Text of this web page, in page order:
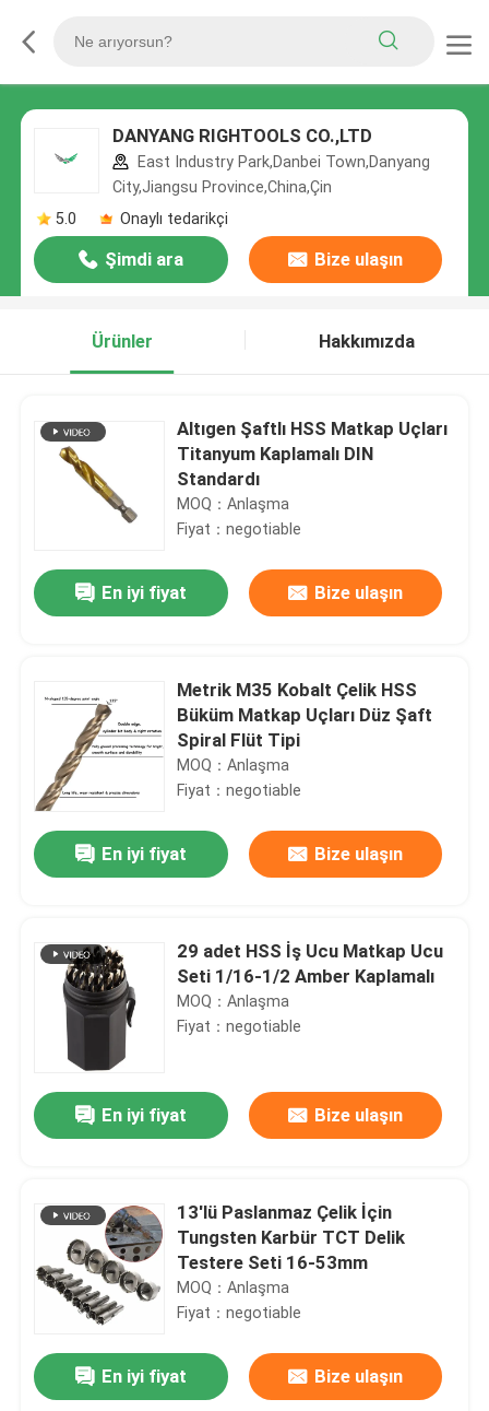
DANYANG RIGHTOOLS CO.,LTD
East Industry Park,Danbei Town,Danyang
City,Jiangsu Province,China,Çin
5.0
Onaylı tedarikçi
Şimdi ara Bize ulaşın
Ürünler Hakkımızda
Altıgen Şaftlı HSS Matkap Uçları
Titanyum Kaplamalı DIN
Standardı
MOQ：Anlaşma
Fiyat：negotiable
En iyi fiyat Bize ulaşın
Metrik M35 Kobalt Çelik HSS
Büküm Matkap Uçları Düz ​​Şaft
Spiral Flüt Tipi
MOQ：Anlaşma
Fiyat：negotiable
En iyi fiyat Bize ulaşın
29 adet HSS İş Ucu Matkap Ucu
Seti 1/16-1/2 Amber Kaplamalı
MOQ：Anlaşma
Fiyat：negotiable
En iyi fiyat Bize ulaşın
13'lü Paslanmaz Çelik İçin
Tungsten Karbür TCT Delik
Testere Seti 16-53mm
MOQ：Anlaşma
Fiyat：negotiable
En iyi fiyat Bize ulaşın